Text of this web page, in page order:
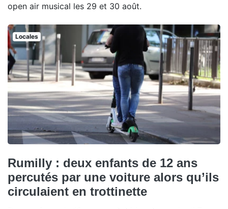
open air musical les 29 et 30 août.
Locales
Rumilly : deux enfants de 12 ans
percutés par une voiture alors qu’ils
circulaient en trottinette